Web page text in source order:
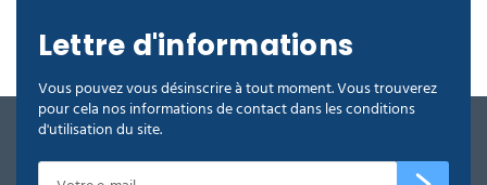
Lettre d'informations
Vous pouvez vous désinscrire à tout moment. Vous trouverez
pour cela nos informations de contact dans les conditions
d'utilisation du site.